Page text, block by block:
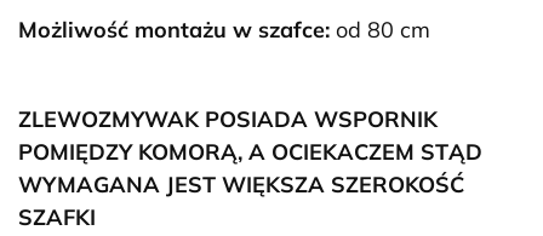
Możliwość montażu w szafce: od 80 cm
ZLEWOZMYWAK POSIADA WSPORNIK
POMIĘDZY KOMORĄ, A OCIEKACZEM STĄD
WYMAGANA JEST WIĘKSZA SZEROKOŚĆ
SZAFKI